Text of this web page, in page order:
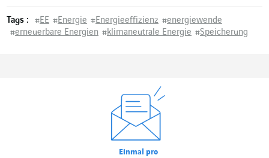
Tags : #EE #Energie #Energieeffizienz #energiewende
#erneuerbare Energien #klimaneutrale Energie #Speicherung
Einmal pro